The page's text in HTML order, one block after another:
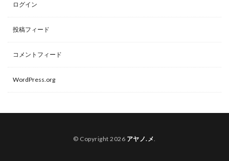
ログイン
投稿フィード
コメントフィード
WordPress.org
© Copyright 2026 アヤノ.メ.